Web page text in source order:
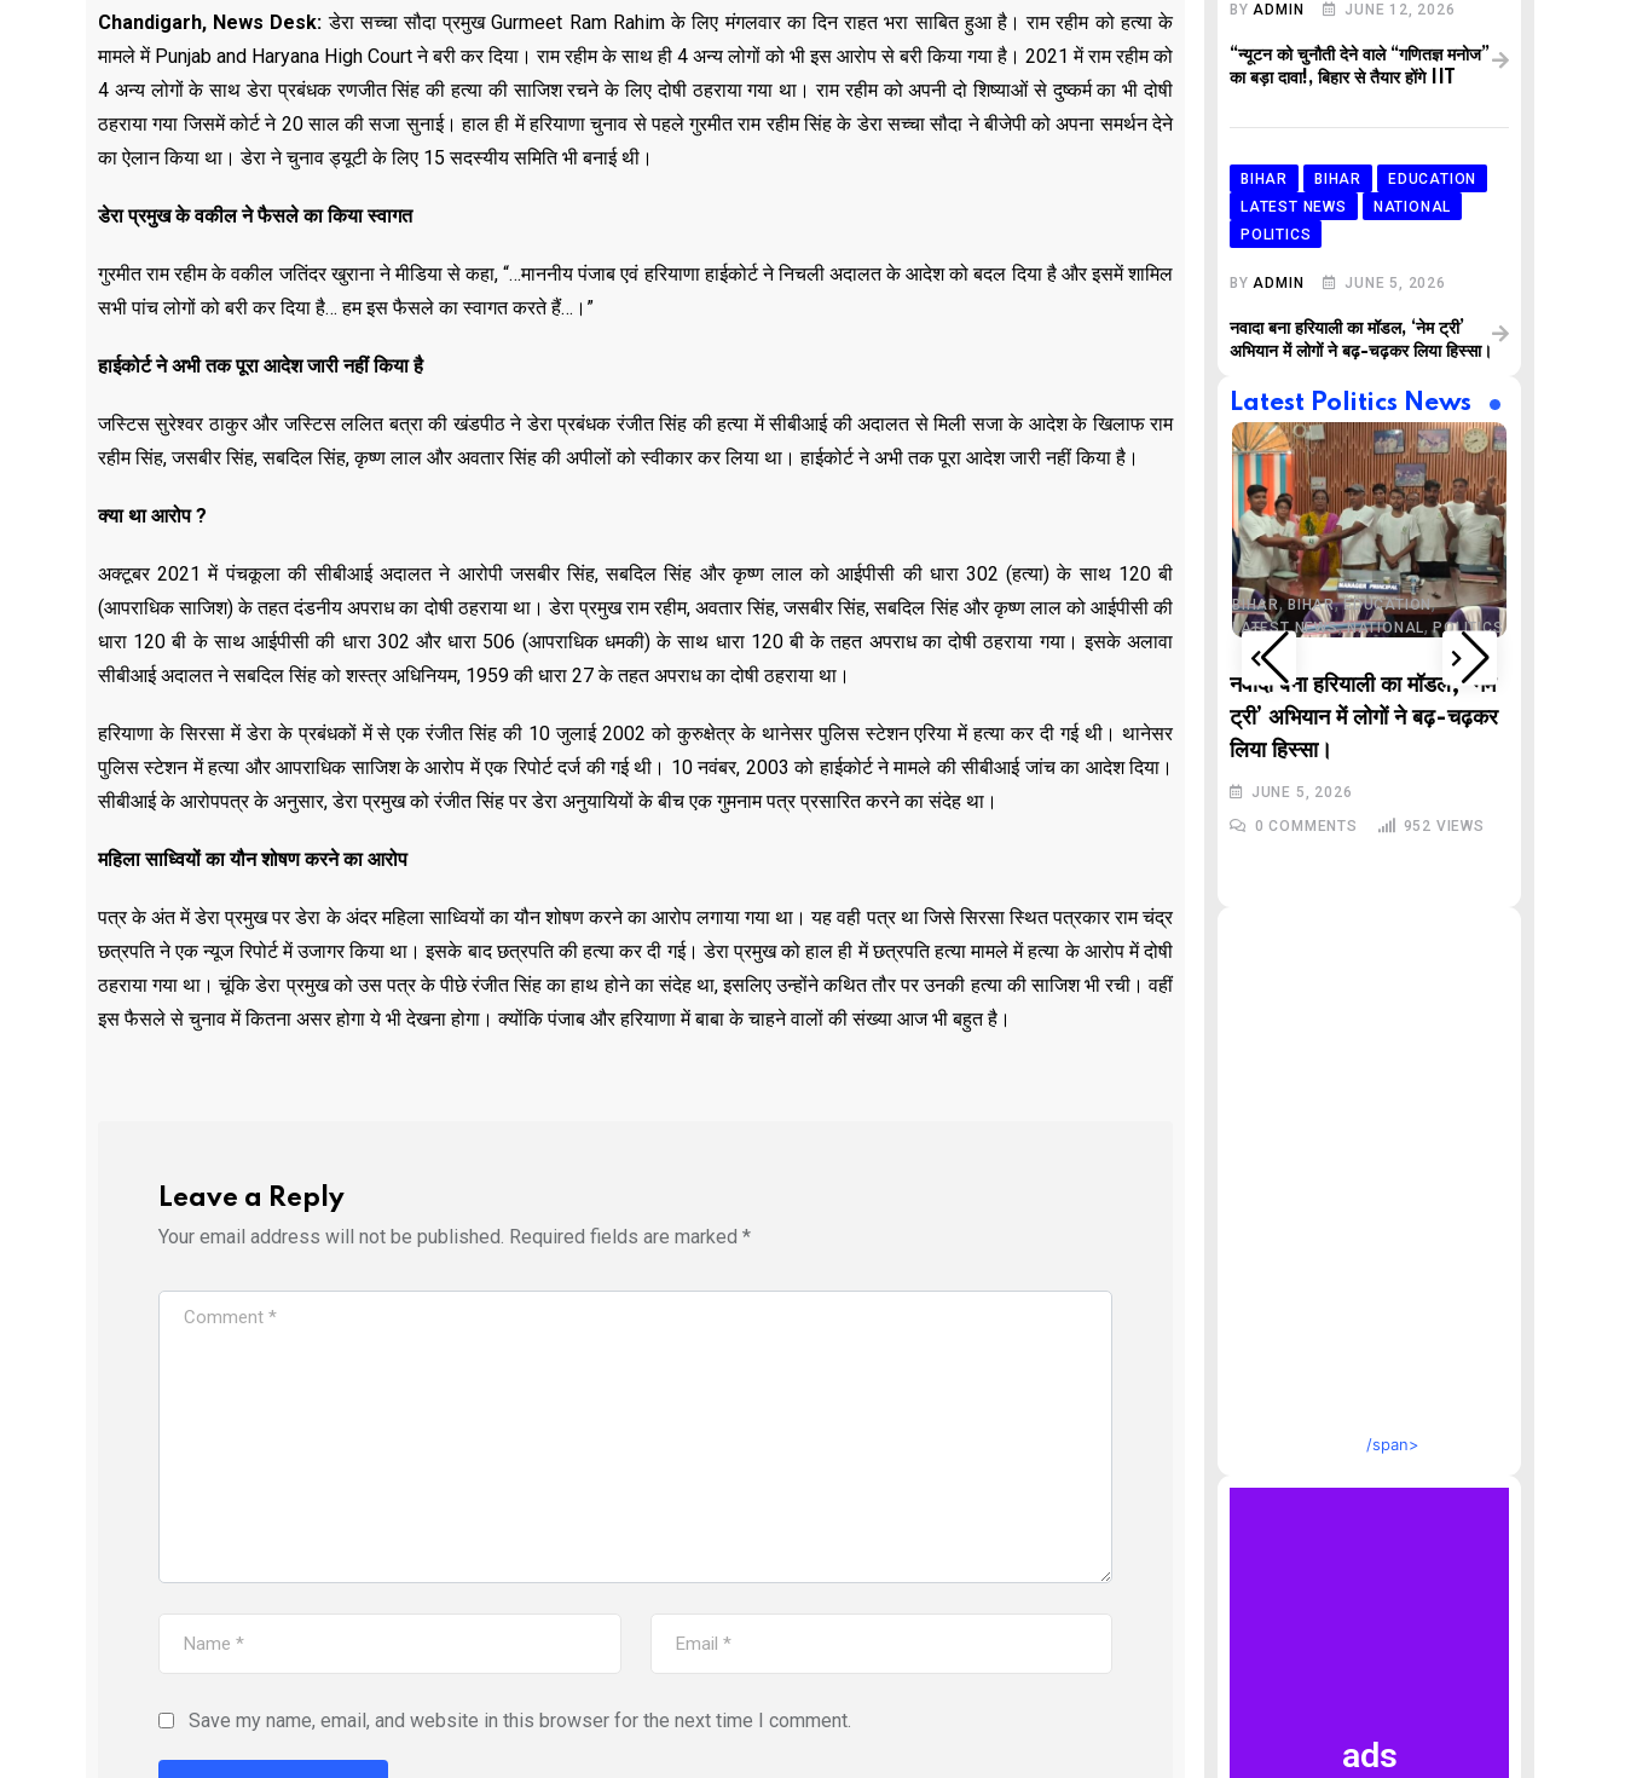
Chandigarh, News Desk: डेरा सच्चा सौदा प्रमुख Gurmeet Ram Rahim के लिए मंगलवार का दिन राहत भरा साबित हुआ है। राम रहीम को हत्या के
मामले में Punjab and Haryana High Court ने बरी कर दिया। राम रहीम के साथ ही 4 अन्य लोगों को भी इस आरोप से बरी किया गया है। 2021 में राम रहीम को
4 अन्य लोगों के साथ डेरा प्रबंधक रणजीत सिंह की हत्या की साजिश रचने के लिए दोषी ठहराया गया था। राम रहीम को अपनी दो शिष्याओं से दुष्कर्म का भी दोषी
ठहराया गया जिसमें कोर्ट ने 20 साल की सजा सुनाई। हाल ही में हरियाणा चुनाव से पहले गुरमीत राम रहीम सिंह के डेरा सच्चा सौदा ने बीजेपी को अपना समर्थन देने
का ऐलान किया था। डेरा ने चुनाव ड्यूटी के लिए 15 सदस्यीय समिति भी बनाई थी।
डेरा प्रमुख के वकील ने फैसले काकियास्वागत
गुरमीत राम रहीम के वकील जतिंदर खुराना ने मीडिया से कहा, “…माननीय पंजाब एवं हरियाणा हाईकोर्ट ने निचली अदालत के आदेश को बदल दिया है और इसमें शामिल
सभी पांच लोगों को बरी कर दिया है… हम इस फैसले का स्वागत करते हैं…।”
हाईकोर्ट ने अभी तक पूरा आदेश जारी नहीं किया है
जस्टिस सुरेश्वर ठाकुर और जस्टिस ललित बत्रा की खंडपीठ ने डेरा प्रबंधक रंजीत सिंह की हत्या में सीबीआई की अदालत से मिली सजा के आदेश के खिलाफ राम
रहीम सिंह, जसबीर सिंह, सबदिल सिंह, कृष्ण लाल और अवतार सिंह की अपीलों को स्वीकार कर लिया था। हाईकोर्ट ने अभी तक पूरा आदेश जारी नहीं किया है।
क्या था आरोप ?
अक्टूबर 2021 में पंचकूला की सीबीआई अदालत ने आरोपी जसबीर सिंह, सबदिल सिंह और कृष्ण लाल को आईपीसी की धारा 302 (हत्या) के साथ 120 बी
(आपराधिक साजिश) के तहत दंडनीय अपराध का दोषी ठहराया था। डेरा प्रमुख राम रहीम, अवतार सिंह, जसबीर सिंह, सबदिल सिंह और कृष्ण लाल को आईपीसी की
धारा 120 बी के साथ आईपीसी की धारा 302 और धारा 506 (आपराधिक धमकी) के साथ धारा 120 बी के तहत अपराध का दोषी ठहराया गया। इसके अलावा
सीबीआई अदालत ने सबदिल सिंह को शस्त्र अधिनियम, 1959 की धारा 27 के तहत अपराध का दोषी ठहराया था।
हरियाणा के सिरसा में डेरा के प्रबंधकों में से एक रंजीत सिंह की 10 जुलाई 2002 को कुरुक्षेत्र के थानेसर पुलिस स्टेशन एरिया में हत्या कर दी गई थी। थानेसर
पुलिस स्टेशन में हत्या और आपराधिक साजिश के आरोप में एक रिपोर्ट दर्ज की गई थी। 10 नवंबर, 2003 को हाईकोर्ट ने मामले की सीबीआई जांच का आदेश दिया।
सीबीआई के आरोपपत्र के अनुसार, डेरा प्रमुख को रंजीत सिंह पर डेरा अनुयायियों के बीच एक गुमनाम पत्र प्रसारित करने का संदेह था।
महिला साध्वियों का यौन शोषण करने का आरोप
पत्र के अंत में डेरा प्रमुख पर डेरा के अंदर महिला साध्वियों का यौन शोषण करने का आरोप लगाया गया था। यह वही पत्र था जिसे सिरसा स्थित पत्रकार राम चंद्र
छत्रपति ने एक न्यूज रिपोर्ट में उजागर किया था। इसके बाद छत्रपति की हत्या कर दी गई। डेरा प्रमुख को हाल ही में छत्रपति हत्या मामले में हत्या के आरोप में दोषी
ठहराया गया था। चूंकि डेरा प्रमुख को उस पत्र के पीछे रंजीत सिंह का हाथ होने का संदेह था, इसलिए उन्होंने कथित तौर पर उनकी हत्या की साजिश भी रची। वहीं
इस फैसले से चुनाव में कितना असर होगा ये भी देखना होगा। क्योंकि पंजाब और हरियाणा में बाबा के चाहने वालों की संख्या आज भी बहुत है।
Leave a Reply
Your email address will not be published. Required fields are marked *
Save my name, email, and website in this browser for the next time I comment.
BYADMIN JUNE 12, 2026
“न्यूटन को चुनौती देने वाले “गणितज्ञ मनोज”
का बड़ा दावा!, बिहार से तैयार होंगे IIT
BIHAR BIHAR
EDUCATION
LATEST NEWS
NATIONAL
POLITICS
BYADMIN JUNE 5, 2026
नवादा बना हरियाली का मॉडल, ‘नेम ट्री’
अभियान में लोगों ने बढ़-चढ़कर लिया हिस्सा।
Latest Politics News
DELHI
POLITICS
Malviya Nagar Fire
Incident: PM मोदी और CM
रेखा गुप्ता ने जताया दुख, PMO ने
LATEST NEWS,NATIONAL ,POLITICS
,TECHNOLOGY,UTTAR PRADESH
VIRAL NEWS
मनोज” का बड़ा दावा!, बिहार से
तैयार होंगे IIT
JUNE 12, 2026
BIHAR,BIHAR,EDUCATION,
LATEST NEWS,NATIONAL,POLITICS
नवादा बना हरियाली का मॉडल, ‘नेम
ट्री’ अभियान में लोगों ने बढ़-चढ़कर
लिया हिस्सा।
JUNE 5, 2026
0 COMMENTS 952 VIEWS
/span>
ads